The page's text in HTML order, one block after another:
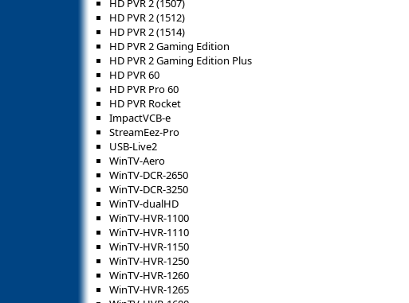
HD PVR 2 (1507)
HD PVR 2 (1512)
HD PVR 2 (1514)
HD PVR 2 Gaming Edition
HD PVR 2 Gaming Edition Plus
HD PVR 60
HD PVR Pro 60
HD PVR Rocket
ImpactVCB-e
StreamEez-Pro
USB-Live2
WinTV-Aero
WinTV-DCR-2650
WinTV-DCR-3250
WinTV-dualHD
WinTV-HVR-1100
WinTV-HVR-1110
WinTV-HVR-1150
WinTV-HVR-1250
WinTV-HVR-1260
WinTV-HVR-1265